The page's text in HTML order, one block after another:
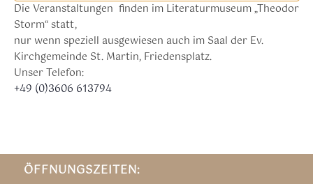
Die Veranstaltungen finden im Literaturmuseum „Theodor
Storm“ statt,
nur wenn speziell ausgewiesen auch im Saal der Ev.
Kirchgemeinde St. Martin, Friedensplatz.
Unser Telefon:
+49 (0)3606 613794
ÖFFNUNGSZEITEN: